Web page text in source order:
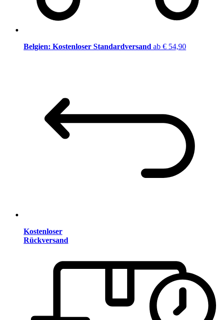
Belgien: Kostenloser Standardversand ab € 54,90
Kostenloser
Rückversand